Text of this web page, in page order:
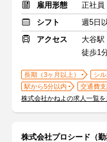
雇用形態
正社員
シフト
週5日
アクセス
大谷駅
徒歩1
長期（3ヶ月以上） シ
駅から5分以内
交通費
株式会社かねよの求人一覧を
株式会社プロシード（